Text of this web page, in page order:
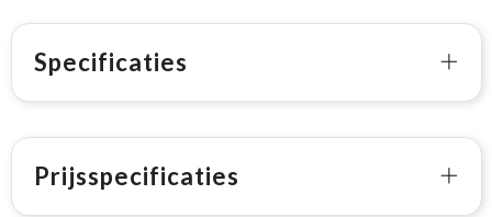
Specificaties
Prijsspecificaties